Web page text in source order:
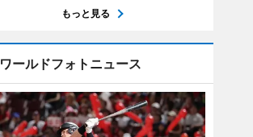
もっと見る
ワールドフォトニュース